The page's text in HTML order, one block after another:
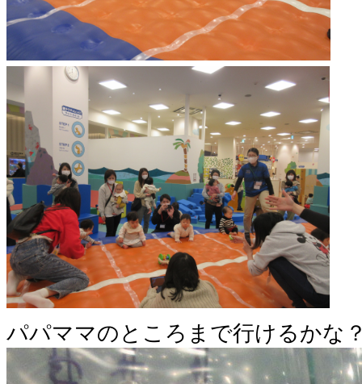
パパママのところまで行けるかな